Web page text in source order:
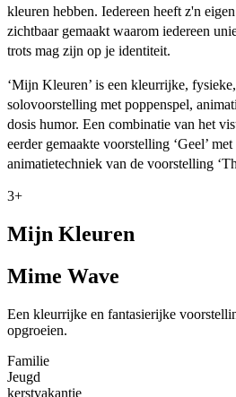
kleuren hebben. Iedereen heeft z'n
zichtbaar gemaakt waarom iedereen
trots mag zijn op je identiteit.
‘Mijn Kleuren’ is een kleurrijke,
solovoorstelling met poppenspel,
dosis humor. Een combinatie van het
eerder gemaakte voorstelling ‘Geel’
animatietechniek van de voorstelling
3+
Mijn Kleuren
Mime Wave
Een kleurrijke en fantasierijke
opgroeien.
Familie
Jeugd
kerstvakantie